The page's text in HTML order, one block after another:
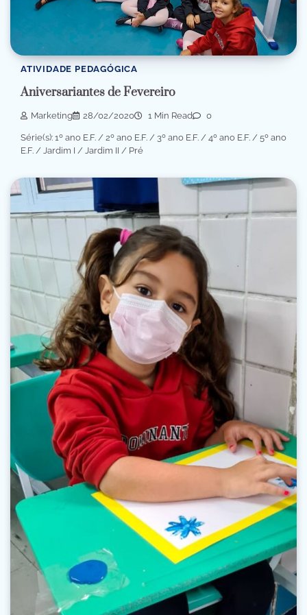
ATIVIDADE PEDAGÓGICA
Aniversariantes de Fevereiro
Marketing 28/02/2020 1 Min Read 0
Série(s): 1º ano E.F. / 2º ano E.F. / 3º ano E.F. / 4º ano E.F. / 5º ano
E.F. / Jardim I / Jardim II / Pré